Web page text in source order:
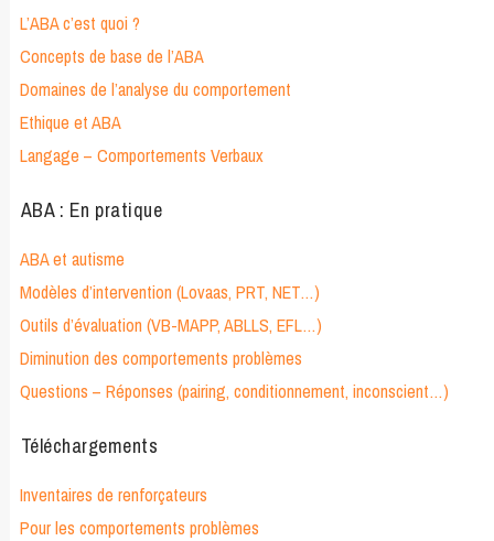
L’ABA c’est quoi ?
Concepts de base de l’ABA
Domaines de l’analyse du comportement
Ethique et ABA
Langage – Comportements Verbaux
ABA : En pratique
ABA et autisme
Modèles d’intervention (Lovaas, PRT, NET…)
Outils d’évaluation (VB-MAPP, ABLLS, EFL…)
Diminution des comportements problèmes
Questions – Réponses (pairing, conditionnement, inconscient…)
Téléchargements
Inventaires de renforçateurs
Pour les comportements problèmes